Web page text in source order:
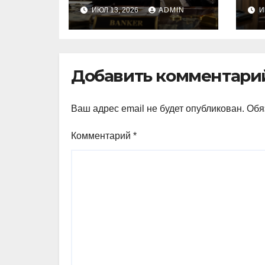
Молдовы может
стать банкир из
Украины Василе
ИЮЛ 13, 2026 ADMIN
Добавить
Ваш адрес email не будет опубликован.
Комментарий *